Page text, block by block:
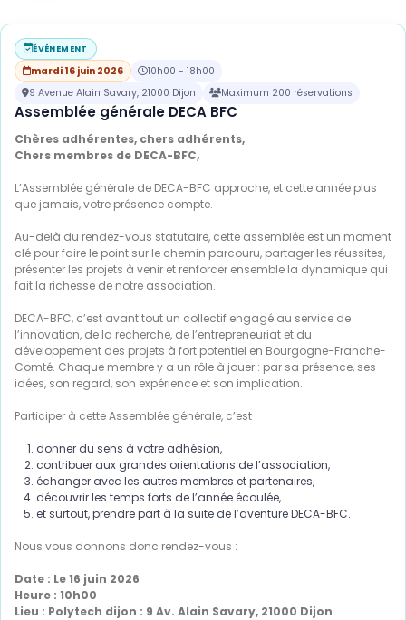
ÉVÉNEMENT
mardi 16 juin 2026
10h00 - 18h00
9 Avenue Alain Savary, 21000 Dijon
Maximum 200 réservations
Assemblée générale DECA BFC
Chères adhérentes, chers adhérents,
Chers membres de DECA-BFC,
L’Assemblée générale de DECA-BFC approche, et cette année plus
que jamais, votre présence compte.
Au-delà du rendez-vous statutaire, cette assemblée est un moment
clé pour faire le point sur le chemin parcouru, partager les réussites,
présenter les projets à venir et renforcer ensemble la dynamique qui
fait la richesse de notre association.
DECA-BFC, c’est avant tout un collectif engagé au service de
l’innovation, de la recherche, de l’entrepreneuriat et du
développement des projets à fort potentiel en Bourgogne-Franche-
Comté. Chaque membre y a un rôle à jouer : par sa présence, ses
idées, son regard, son expérience et son implication.
Participer à cette Assemblée générale, c’est :
donner du sens à votre adhésion,
contribuer aux grandes orientations de l’association,
échanger avec les autres membres et partenaires,
découvrir les temps forts de l’année écoulée,
et surtout, prendre part à la suite de l’aventure DECA-BFC.
Nous vous donnons donc rendez-vous :
Date : Le 16 juin 2026
Heure : 10h00
Lieu : Polytech dijon : 9 Av. Alain Savary, 21000 Dijon